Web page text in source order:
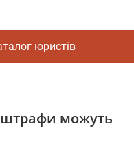
юристів
штрафи можуть